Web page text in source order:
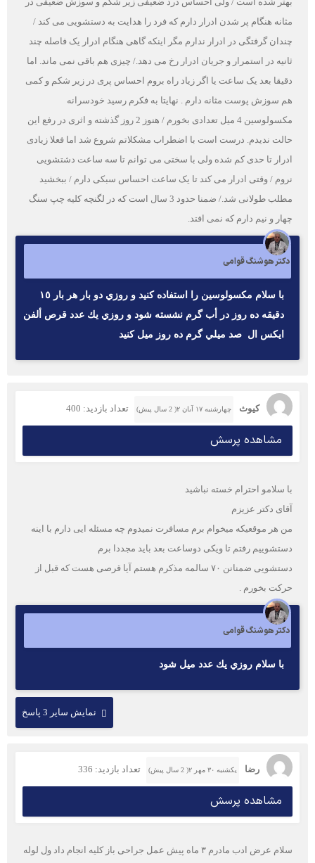
مثانه هنگام پر شدن ادرار دارم که فرد را هدایت به دستشویی می کند /
چندان گرفتگی در ادرار ندارم مگر اینکه گاهی هنگام ادرار یک فاصله چند
ثانیه در استمرار و جریان ادرار رخ می دهد./ چیزی هم باقی نمی ماند. اما
دقیقا بعد یک ساعت یا اگر زیاد راه بروم احساس پری در زیر شکم و کمی
هم سوزش پوست مثانه دارم . نهایتا به فکرم رسید خودسرانه
مکسولوسین 4 میل تعدادی بخورم / هنوز 2 روز گذشته و اثری در رفع این
حالت ندیدم. درست است با اضطراب مشکلاتم شروع شد اما فعلا زیادی
ادرار تا حدی کم شده ولی با سختی می توانم تا سه ساعت دشتشویی
نروم / وقتی ادرار می کند تا یک ساعت احساس سبکی دارم / ببخشید
مطلب طولانی شد./ ضمنا حدود 3 سال است که در لگنچه کلیه چپ سنگ
چهار و نیم دارم که نمی افتد.
دکتر هوشنگ قوامی
با سلام مكسولوسين را استفاده كنيد و روزي دو بار هر بار ١٥
دقيقه ده روز در أب گرم نشسته شود و روزي يك عدد قرص ألفن
ايكس ال صد ميلي گرم ده روز ميل كنيد
کیوث چهارشنبه ۱۷ آبان ۲( 2 سال پیش) تعداد بازدید: 400
مشاهده پرسش
با سلامو احترام خسته نباشید
آقای دکتر عزیزم
من هر موقعیکه میخوام برم مسافرت نمیدوم چه مسئله ایی دارم با اینه
دستشوییم رفتم تا ویکی دوساعت بعد باید مجددا برم
دستشویی ضمنانن ۷۰ سالمه مذکرم هستم آیا قرصی هست که قبل از
حرکت بخورم .
دکتر هوشنگ قوامی
با سلام روزي يك عدد ميل شود
نمایش سایر 3 پاسخ
رضا یکشنبه ۳۰ مهر ۲( 2 سال پیش) تعداد بازدید: 336
مشاهده پرسش
سلام عرض ادب مادرم ۳ ماه پیش عمل جراحی باز کلیه انجام داد ول لوله